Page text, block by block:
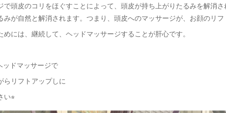
で頭皮のコリをほぐすことによって、頭皮が持ち上がりたるみを解消
みが自然と解消されます。つまり、頭皮へのマッサージが、お顔のリフ
めには、継続して、ヘッドマッサージすることが肝心です。
ッドマッサージで
らリフトアップしに
⭐︎